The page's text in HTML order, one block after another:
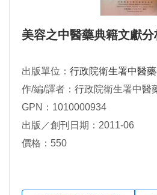
美容之中醫藥典籍文獻
出版單位： 行政院衛生署中醫
作/編/譯者：行政院衛生署中醫
GPN：1010000934
出版／創刊日期：2011-06
價格：550